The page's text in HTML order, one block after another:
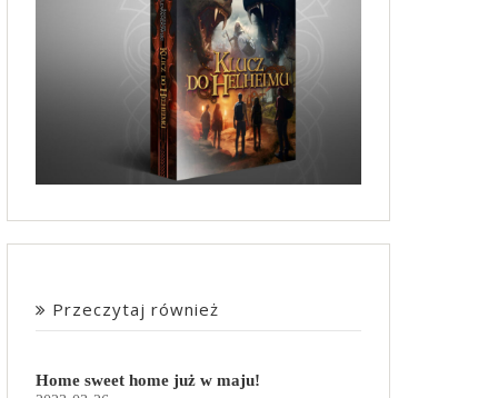
Przeczytaj również
Home sweet home już w maju!